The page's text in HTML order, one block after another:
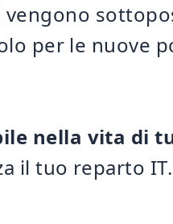
vengono
per le nuove
nella vita di
il tuo reparto IT.